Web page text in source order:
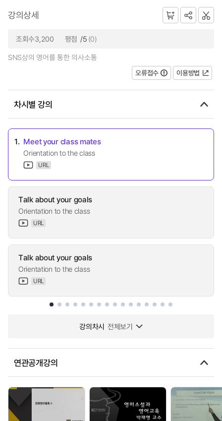
강의상세
조회수3,200 평점 /5 (0)
SNS상의 영어를 통한 의사소통
오류접수
이용방법
차시별 강의
1. Meet your class mates
Orientation to the class
URL
Talk about your goals
Orientation to the class
URL
Talk about your goals
Orientation to the class
URL
강의차시 전체보기
연관공개강의